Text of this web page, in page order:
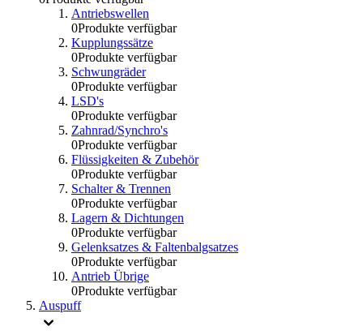
Antriebswellen
0Produkte verfügbar
Kupplungssätze
0Produkte verfügbar
Schwungräder
0Produkte verfügbar
LSD's
0Produkte verfügbar
Zahnrad/Synchro's
0Produkte verfügbar
Flüssigkeiten & Zubehör
0Produkte verfügbar
Schalter & Trennen
0Produkte verfügbar
Lagern & Dichtungen
0Produkte verfügbar
Gelenksatzes & Faltenbalgsatzes
0Produkte verfügbar
Antrieb Übrige
0Produkte verfügbar
Auspuff